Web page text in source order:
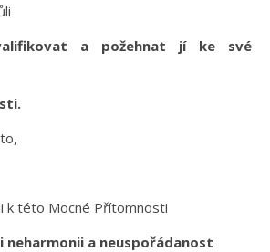
a požehnat jí ke své
k této Mocné Přítomnosti
a neuspořádanost